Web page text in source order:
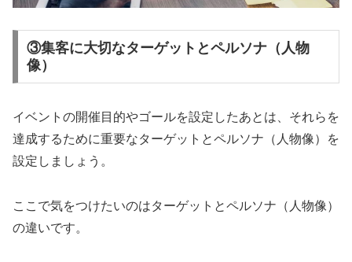
③集客に大切なターゲットとペルソナ（人物
像）
イベントの開催目的やゴールを設定したあとは、それらを
達成するために重要なターゲットとペルソナ（人物像）を
設定しましょう。
ここで気をつけたいのはターゲットとペルソナ（人物像）
の違いです。